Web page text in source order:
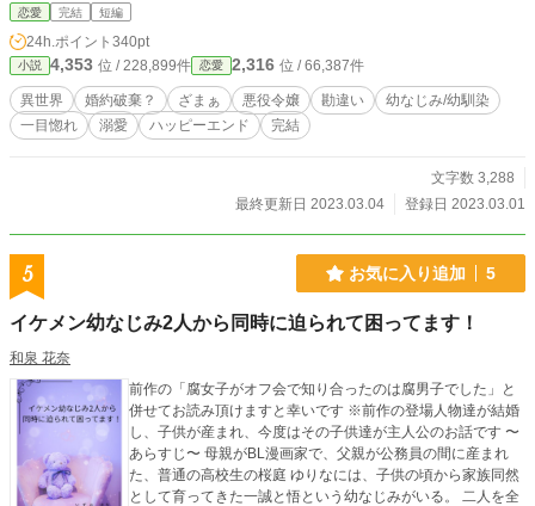
恋愛 完結 短編
24h.ポイント 340pt
小説 4,353 位 / 228,899件 恋愛 2,316 位 / 66,387件
異世界 婚約破棄？ ざまぁ 悪役令嬢 勘違い
幼なじみ/幼馴染
一目惚れ
溺愛 ハッピーエンド 完結
文字数 3,288
最終更新日 2023.03.04
登録日 2023.03.01
5 お気に入り追加 5
イケメン幼なじみ2人から同時に迫られて困ってます！
和泉 花奈
前作の「腐女子がオフ会で知り合ったのは腐男子でした」と
併せてお読み頂けますと幸いです ※前作の登場人物達が結婚
し、子供が産まれ、今度はその子供達が主人公のお話です 〜
あらすじ〜 母親がBL漫画家で、父親が公務員の間に産まれ
た、普通の高校生の桜庭 ゆりなには、子供の頃から家族同然
として育ってきた一誠と悟という幼なじみがいる。 二人を全